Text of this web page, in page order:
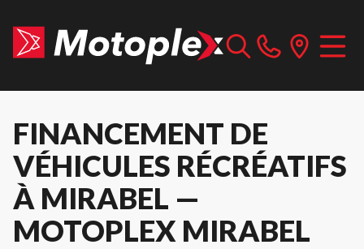
FINANCEMENT DE
VÉHICULES RÉCRÉATIFS
À MIRABEL —
MOTOPLEX MIRABEL